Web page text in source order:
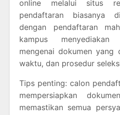
online melalui situs
pendaftaran biasanya
dengan pendaftaran
kampus
mengenai dokumen yang
waktu, dan prosedur
Tips penting: calon
mempersiapkan
memastikan semua